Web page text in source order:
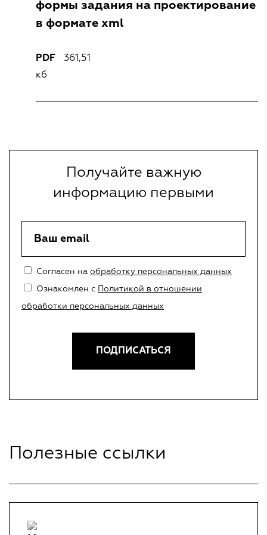
Структура
Награды
Галерея объектов
Административные регламенты
Изменения нормативной базы
УЧЕБНЫЙ ЦЕНТР
Сведения об Учебном центре
Шаблоны документов
ЧАСТО ЗАДАВАЕМЫЕ ВОПРОСЫ
Общие вопросы
формы задания на проектирование
в формате xml
PDF
361,51
кб
Получайте важную
информацию первыми
Ваш email
Согласен на обработку персональных данных
Ознакомлен с Политикой в отношении
обработки персональных данных
Полезные ссылки